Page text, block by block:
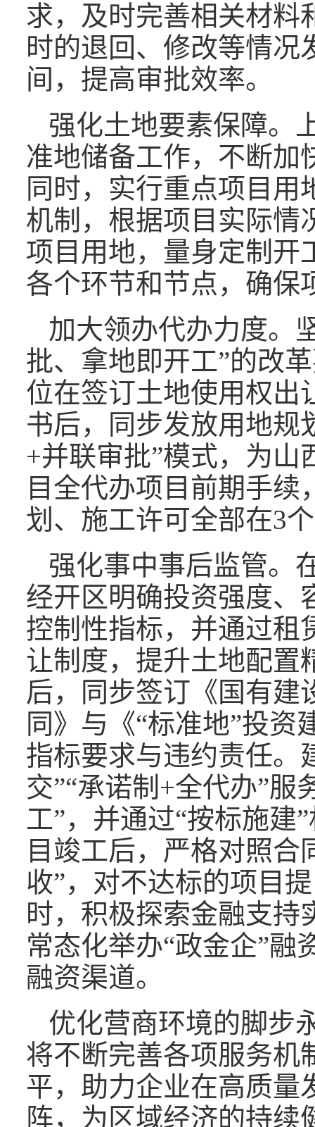
求，及时完善相关材料
时的退回、修改等情况
间，提高审批效率。
强化土地要素保障。
准地储备工作，不断加
同时，实行重点项目用
机制，根据项目实际情
项目用地，量身定制开
各个环节和节点，确保
加大领办代办力度。
批、拿地即开工”的改
位在签订土地使用权出
书后，同步发放用地规
+并联审批”模式，为山
目全代办项目前期手续
划、施工许可全部在3
强化事中事后监管。
经开区明确投资强度、
控制性指标，并通过租
让制度，提升土地配置
后，同步签订《国有建
同》与《“标准地”投资
指标要求与违约责任。
交”“承诺制+全代办”服
工”，并通过“按标施建
目竣工后，严格对照合
收”，对不达标的项目
时，积极探索金融支持
常态化举办“政金企”融
融资渠道。
优化营商环境的脚步
将不断完善各项服务机
平，助力企业在高质量
阵，为区域经济的持续